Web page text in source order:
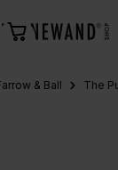
& Ball The